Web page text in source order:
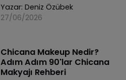
Yazar: Deniz Özübek
27/06/2026
Chicana Makeup Nedir?
Adım Adım 90'lar Chicana
Makyajı Rehberi